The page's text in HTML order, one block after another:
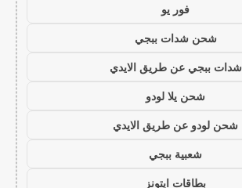
فور يو
شحن شدات ببجي
شدات ببجي عن طريق الايدي
شحن يلا لودو
شحن لودو عن طريق الايدي
شعبية ببجي
بطاقات ايتونز